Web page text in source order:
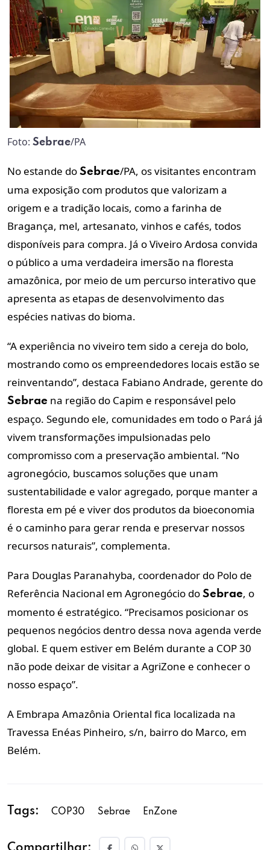
Foto: Sebrae/PA
No estande do Sebrae/PA, os visitantes encontram
uma exposição com produtos que valorizam a
origem e a tradição locais, como a farinha de
Bragança, mel, artesanato, vinhos e cafés, todos
disponíveis para compra. Já o Viveiro Ardosa convida
o público a uma verdadeira imersão na floresta
amazônica, por meio de um percurso interativo que
apresenta as etapas de desenvolvimento das
espécies nativas do bioma.
“A experiência no viveiro tem sido a cereja do bolo,
mostrando como os empreendedores locais estão se
reinventando”, destaca Fabiano Andrade, gerente do
Sebrae na região do Capim e responsável pelo
espaço. Segundo ele, comunidades em todo o Pará já
vivem transformações impulsionadas pelo
compromisso com a preservação ambiental. “No
agronegócio, buscamos soluções que unam
sustentabilidade e valor agregado, porque manter a
floresta em pé e viver dos produtos da bioeconomia
é o caminho para gerar renda e preservar nossos
recursos naturais”, complementa.
Para Douglas Paranahyba, coordenador do Polo de
Referência Nacional em Agronegócio do Sebrae, o
momento é estratégico. “Precisamos posicionar os
pequenos negócios dentro dessa nova agenda verde
global. E quem estiver em Belém durante a COP 30
não pode deixar de visitar a AgriZone e conhecer o
nosso espaço”.
A Embrapa Amazônia Oriental fica localizada na
Travessa Enéas Pinheiro, s/n, bairro do Marco, em
Belém.
Tags: COP30 Sebrae EnZone